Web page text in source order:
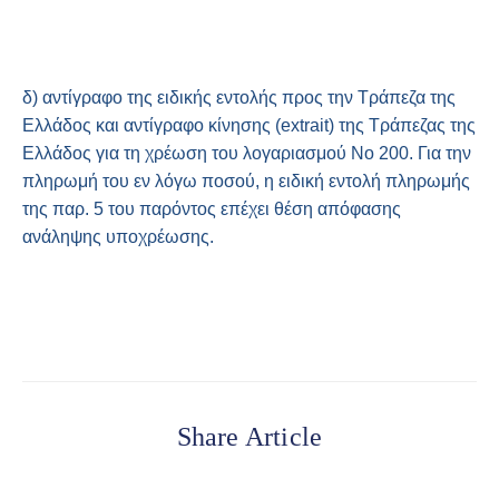
δ) αντίγραφο της ειδικής εντολής προς την Τράπεζα της
Ελλάδος και αντίγραφο κίνησης (extrait) της Τράπεζας της
Ελλάδος για τη χρέωση του λογαριασμού Νο 200. Για την
πληρωμή του εν λόγω ποσού, η ειδική εντολή πληρωμής
της παρ. 5 του παρόντος επέχει θέση απόφασης
ανάληψης υποχρέωσης.
Share Article